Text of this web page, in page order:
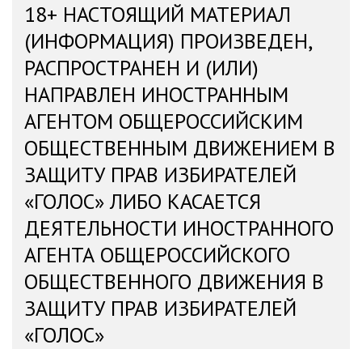
18+ НАСТОЯЩИЙ МАТЕРИАЛ
(ИНФОРМАЦИЯ) ПРОИЗВЕДЕН,
РАСПРОСТРАНЕН И (ИЛИ)
НАПРАВЛЕН ИНОСТРАННЫМ
АГЕНТОМ ОБЩЕРОССИЙСКИМ
ОБЩЕСТВЕННЫМ ДВИЖЕНИЕМ В
ЗАЩИТУ ПРАВ ИЗБИРАТЕЛЕЙ
«ГОЛОС» ЛИБО КАСАЕТСЯ
ДЕЯТЕЛЬНОСТИ ИНОСТРАННОГО
АГЕНТА ОБЩЕРОССИЙСКОГО
ОБЩЕСТВЕННОГО ДВИЖЕНИЯ В
ЗАЩИТУ ПРАВ ИЗБИРАТЕЛЕЙ
«ГОЛОС»